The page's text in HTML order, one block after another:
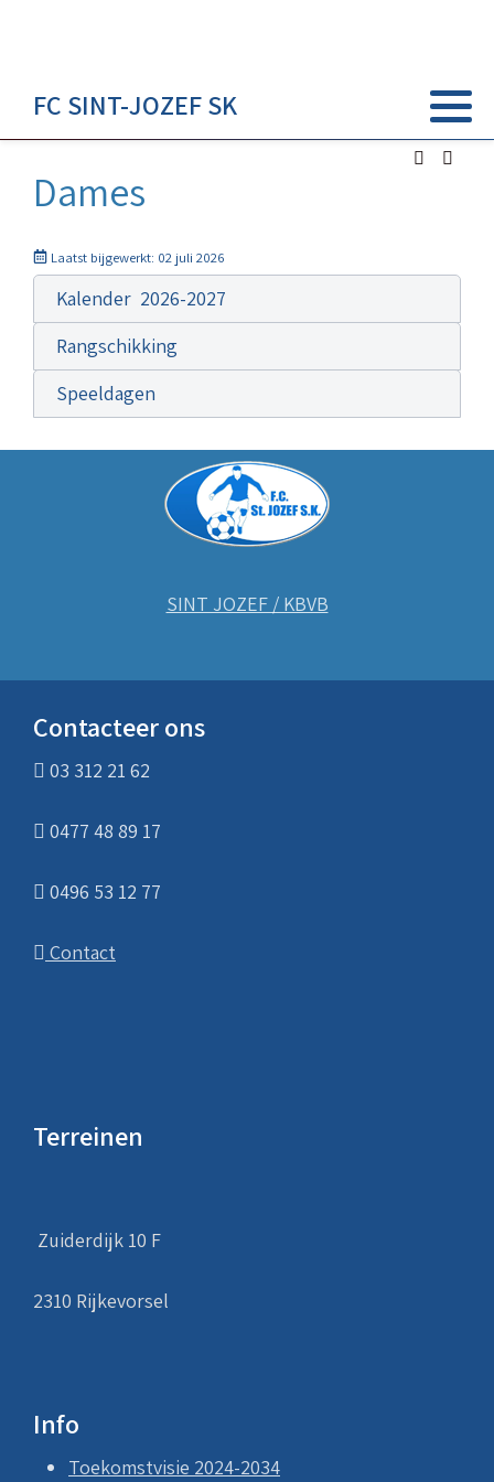
FC SINT-JOZEF SK
SINT JOZEF / KBVB
Dames
Laatst bijgewerkt: 02 juli 2026
Kalender 2026-2027
Rangschikking
Speeldagen
Contacteer ons
03 312 21 62
0477 48 89 17
0496 53 12 77
Contact
Terreinen
Zuiderdijk 10 F
2310 Rijkevorsel
Info
Toekomstvisie 2024-2034